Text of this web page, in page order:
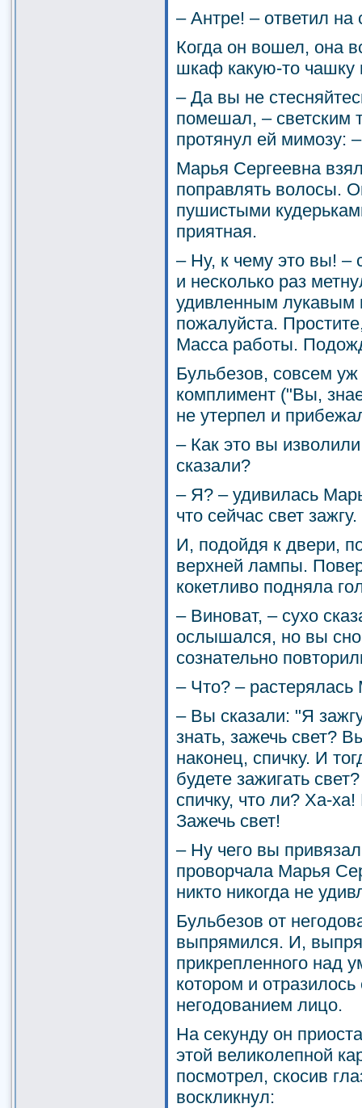
– Антре! – ответил на
Когда он вошел, она
шкаф какую-то чашку
– Да вы не
помешал, – светским
протянул ей мимозу:
Марья Сергеевна
поправлять волосы.
пушистыми
приятная.
– Ну, к чему это вы!
и несколько раз
удивленным лукавым
пожалуйста.
Масса работы.
Бульбезов, совсем
комплимент ("Вы,
не утерпел и
– Как это вы
сказали?
– Я? – удивилась
что сейчас свет
И, подойдя к двери,
верхней лампы.
кокетливо подняла
– Виноват, – сухо
ослышался, но вы
сознательно
– Что? –
– Вы сказали: "Я
знать, зажечь свет?
наконец, спичку. И
будете зажигать
спичку, что ли? Ха-
Зажечь свет!
– Ну чего вы
проворчала Марья
никто никогда не
Бульбезов от
выпрямился. И,
прикрепленного над
котором и
негодованием лицо.
На секунду он
этой великолепной
посмотрел, скосив
воскликнул: